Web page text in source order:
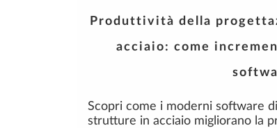
Produttività della
acciaio: come
Scopri come i moderni software
strutture in acciaio migliorano la